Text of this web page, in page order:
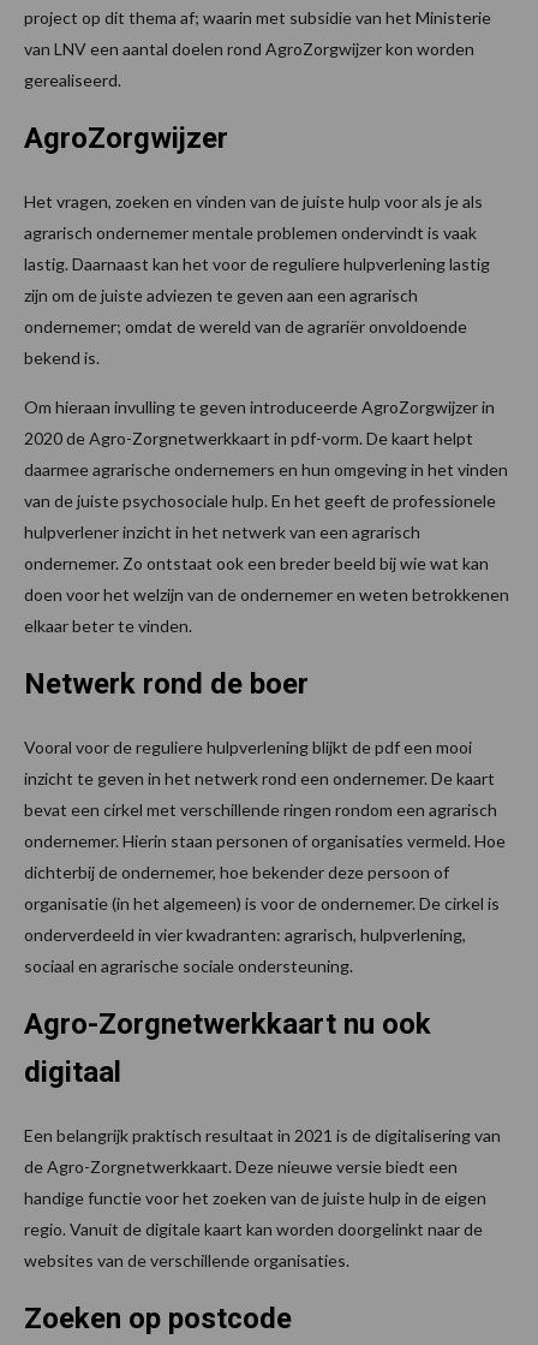
project op dit thema af; waarin met subsidie van het Ministerie
van LNV een aantal doelen rond AgroZorgwijzer kon worden
gerealiseerd.
AgroZorgwijzer
Het vragen, zoeken en vinden van de juiste hulp voor als je als
agrarisch ondernemer mentale problemen ondervindt is vaak
lastig. Daarnaast kan het voor de reguliere hulpverlening lastig
zijn om de juiste adviezen te geven aan een agrarisch
ondernemer; omdat de wereld van de agrariër onvoldoende
bekend is.
Om hieraan invulling te geven introduceerde AgroZorgwijzer in
2020 de Agro-Zorgnetwerkkaart in pdf-vorm. De kaart helpt
daarmee agrarische ondernemers en hun omgeving in het vinden
van de juiste psychosociale hulp. En het geeft de professionele
hulpverlener inzicht in het netwerk van een agrarisch
ondernemer. Zo ontstaat ook een breder beeld bij wie wat kan
doen voor het welzijn van de ondernemer en weten betrokkenen
elkaar beter te vinden.
Netwerk rond de boer
Vooral voor de reguliere hulpverlening blijkt de pdf een mooi
inzicht te geven in het netwerk rond een ondernemer. De kaart
bevat een cirkel met verschillende ringen rondom een agrarisch
ondernemer. Hierin staan personen of organisaties vermeld. Hoe
dichterbij de ondernemer, hoe bekender deze persoon of
organisatie (in het algemeen) is voor de ondernemer. De cirkel is
onderverdeeld in vier kwadranten: agrarisch, hulpverlening,
sociaal en agrarische sociale ondersteuning.
Agro-Zorgnetwerkkaart nu ook
digitaal
Een belangrijk praktisch resultaat in 2021 is de digitalisering van
de Agro-Zorgnetwerkkaart. Deze nieuwe versie biedt een
handige functie voor het zoeken van de juiste hulp in de eigen
regio. Vanuit de digitale kaart kan worden doorgelinkt naar de
websites van de verschillende organisaties.
Zoeken op postcode